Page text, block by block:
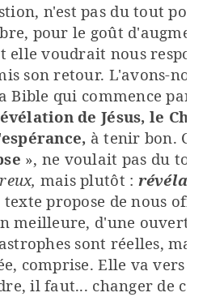
n'est pas du tout
pour le goût
elle voudrait nous
son retour. L'avons-
Bible qui commence par
de Jésus, le
à tenir bon.
», ne voulait pas du
mais plutôt :
propose de nous
meilleure, d'une
sont réelles,
comprise. Elle va vers
il faut... changer de